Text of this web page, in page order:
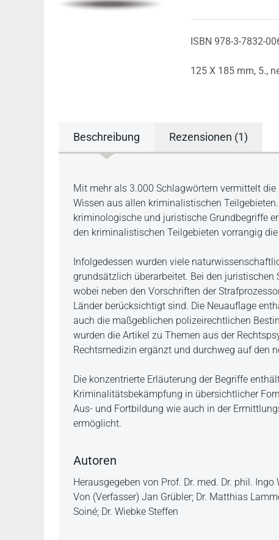
ISBN 978-3-7832-
125 X 185 mm, 5.,
Beschreibung Rezensionen (1)
Beschreibung
Mit mehr als 3.000 Schlagwörtern vermittelt
Wissen aus allen kriminalistischen
kriminologische und juristische Grundbegriffe
den kriminalistischen Teilgebieten vorrangig
Infolgedessen wurden viele
grundsätzlich überarbeitet. Bei den
wobei neben den Vorschriften der
Länder berücksichtigt sind. Die Neuauflage
auch die maßgeblichen polizeirechtlichen
wurden die Artikel zu Themen aus der
Rechtsmedizin ergänzt und durchweg auf den
Die konzentrierte Erläuterung der Begriffe
Kriminalitätsbekämpfung in übersichtlicher
Aus- und Fortbildung wie auch in der
ermöglicht.
Autoren
Herausgegeben von Prof. Dr. med. Dr. phil. Ingo
Von (Verfasser) Jan Grübler; Dr. Matthias
Soiné; Dr. Wiebke Steffen